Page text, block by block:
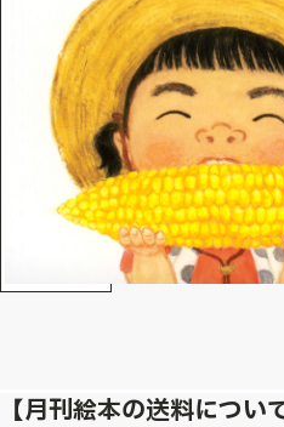
【月刊絵本の送料につい